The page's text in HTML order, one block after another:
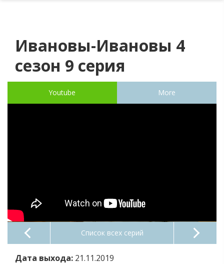
Ивановы-Ивановы 4
сезон 9 серия
Youtube More
Список всех серий
Дата выхода: 21.11.2019